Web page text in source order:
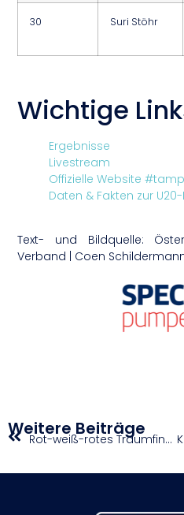
30 Suri Stöhr
Wichtige
Ergebnisse
Livestream
Offizielle Website
Daten & Fakten zur U20-
Text- und Bildquelle:
Verband | Coen
Weitere Beiträge Rot-weiß-rotes Traumfinale bei den LADIES OPEN Amstetten